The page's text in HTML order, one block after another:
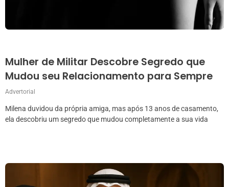
Mulher de Militar Descobre Segredo que
Mudou seu Relacionamento para Sempre
Advertorial
Milena duvidou da própria amiga, mas após 13 anos de casamento,
ela descobriu um segredo que mudou completamente a sua vida